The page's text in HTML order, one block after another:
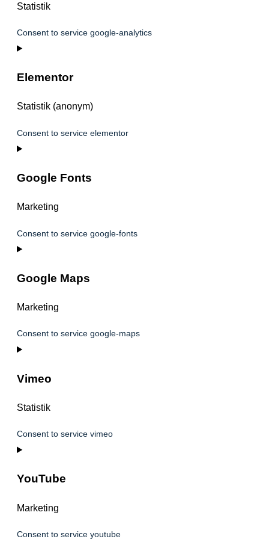
Statistik
Consent to service google-analytics
Elementor
Statistik (anonym)
Consent to service elementor
Google Fonts
Marketing
Consent to service google-fonts
Google Maps
Marketing
Consent to service google-maps
Vimeo
Statistik
Consent to service vimeo
YouTube
Marketing
Consent to service youtube